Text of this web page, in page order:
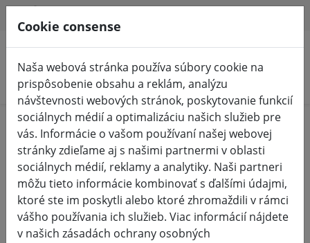
Vyhľadať produkty
Home
Rozprávkové svetlá a osvetlenie
Rozprávkové svetlá
Kaemingk Lumineo LED
Cookie consense
Naša webová stránka používa súbory cookie na
prispôsobenie obsahu a reklám, analýzu
návštevnosti webových stránok, poskytovanie funkcií
sociálnych médií a optimalizáciu našich služieb pre
vás. Informácie o vašom používaní našej webovej
stránky zdieľame aj s našimi partnermi v oblasti
sociálnych médií, reklamy a analytiky. Naši partneri
môžu tieto informácie kombinovať s ďalšími údajmi,
ktoré ste im poskytli alebo ktoré zhromaždili v rámci
vášho používania ich služieb. Viac informácií nájdete
v našich zásadách ochrany osobných